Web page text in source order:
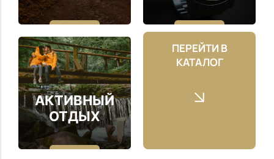
АКТИВНЫЙ
ОТДЫХ
ПЕРЕЙТИ В
КАТАЛОГ